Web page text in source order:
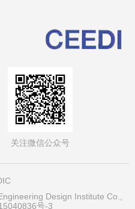
关注微信公众号
Design Institute Co.,
号-3